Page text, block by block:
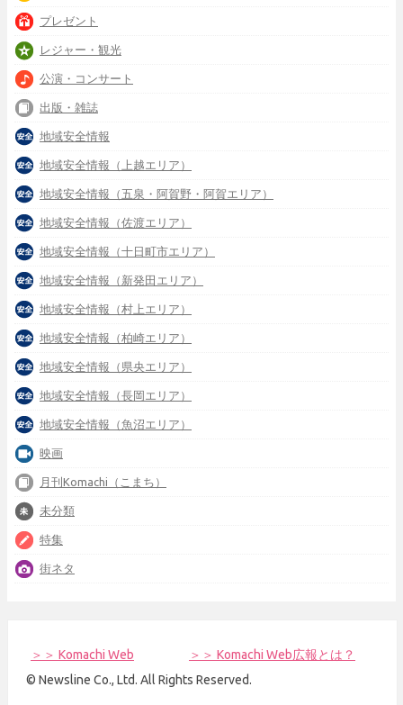
プレゼント
レジャー・観光
公演・コンサート
出版・雑誌
地域安全情報
地域安全情報（上越エリア）
地域安全情報（五泉・阿賀野・阿賀エリア）
地域安全情報（佐渡エリア）
地域安全情報（十日町市エリア）
地域安全情報（新発田エリア）
地域安全情報（村上エリア）
地域安全情報（柏崎エリア）
地域安全情報（県央エリア）
地域安全情報（長岡エリア）
地域安全情報（魚沼エリア）
映画
月刊Komachi（こまち）
未分類
特集
街ネタ
＞＞ Komachi Web
＞＞ Komachi Web広報とは？
© Newsline Co., Ltd. All Rights Reserved.